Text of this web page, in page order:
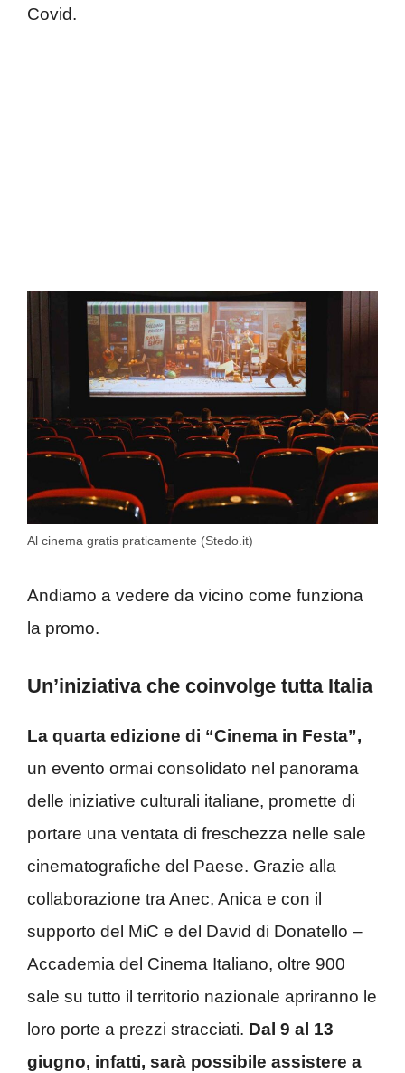
Covid.
Al cinema gratis praticamente (Stedo.it)
Andiamo a vedere da vicino come funziona
la promo.
Un’iniziativa che coinvolge tutta Italia
La quarta edizione di “Cinema in Festa”,
un evento ormai consolidato nel panorama
delle iniziative culturali italiane, promette di
portare una ventata di freschezza nelle sale
cinematografiche del Paese. Grazie alla
collaborazione tra Anec, Anica e con il
supporto del MiC e del David di Donatello –
Accademia del Cinema Italiano, oltre 900
sale su tutto il territorio nazionale apriranno le
loro porte a prezzi stracciati. Dal 9 al 13
giugno, infatti, sarà possibile assistere a